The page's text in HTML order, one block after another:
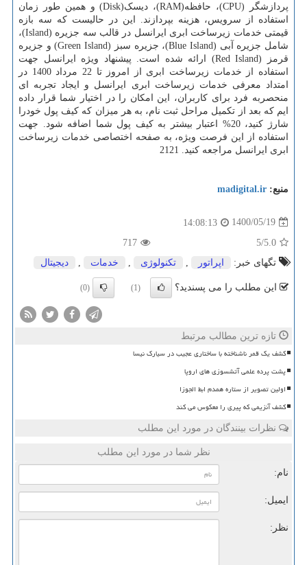
پردازشگر (CPU)، حافظه(RAM)، دیسک(Disk) و همین طور زمان
استفاده از سرویس، هزینه بپردازند. این در حالیست که سه بازه
قیمتی خدمات زیرساخت ابری ایرانسل در قالب سه جزیره (Island)،
شامل جزیره آبی (Blue Island)، جزیره سبز (Green Island) و جزیره
قرمز (Red Island) ارائه شده است. پیشنهاد ویژه ایرانسل جهت
استفاده از خدمات زیرساخت ابری از امروز تا 22 مرداد 1400 در
امتداد معرفی خدمات زیرساخت ابری ایرانسل و ایجاد تجربه ای
منحصربه فرد برای کاربران، این امکان را در اختیار شما قرار داده
ایم که بعد از تکمیل مراحل ثبت نام، به هر میزان که کیف پول خودرا
شارژ کنید، 20% اعتبار بیشتر به کیف پول شما اضافه شود. جهت
استفاده از این فرصت ویژه، به صفحه اختصاصی خدمات زیرساخت
ابری ایرانسل مراجعه کنید. 2121
منبع:madigital.ir
1400/05/19
14:08:13
5.0
/5
717
تگهای خبر:
اپراتور , تكنولوژی , خدمات , دیجیتال
این مطلب را می پسندید؟ (0)
تازه ترین مطالب مرتبط
کشف یک قمر ناشناخته با ساختاری عجیب در سیارک نیسا
پشت پرده علمی آتشسوزی های اروپا
اولین تصویر از ستاره همدم ابط الجوزا
کشف آنزیمی که پیری را معکوس می کند
نظرات بینندگان در مورد این مطلب
نظر شما در مورد این مطلب
ایمیل:
نظر: